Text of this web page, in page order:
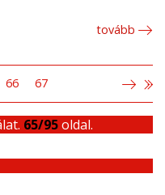
tovább
66 67
65/95oldal.